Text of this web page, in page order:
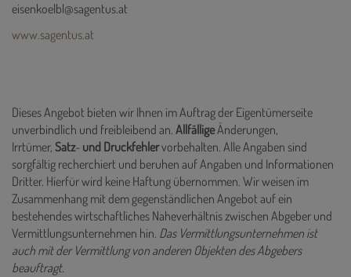
eisenkoelbl@sagentus.at
www.sagentus.at
Dieses Angebot bieten wir Ihnen im Auftrag der Eigentümerseite
unverbindlich und freibleibend an. AllfälligeÄnderungen,
Irrtümer, Satz- und Druckfehlervorbehalten. Alle Angaben sind
sorgfältig recherchiert und beruhen auf Angaben und Informationen
Dritter. Hierfür wird keine Haftung übernommen. Wir weisen im
Zusammenhang mit dem gegenständlichen Angebot auf ein
bestehendes wirtschaftliches Naheverhältnis zwischen Abgeber und
Vermittlungsunternehmen hin. Das Vermittlungsunternehmen ist
auch mit der Vermittlung von anderen Objekten des Abgebers
beauftragt.